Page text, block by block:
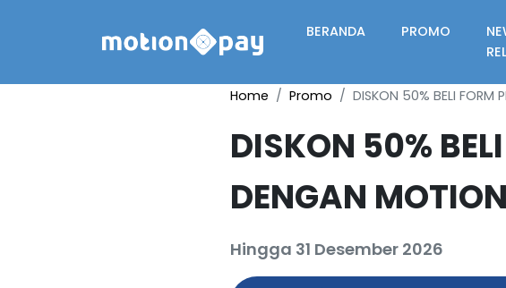
BERANDA PROMO
Home Promo DISKON 50% BELI FORM
DISKON 50%
DENGAN
Hingga 31 Desember 2026